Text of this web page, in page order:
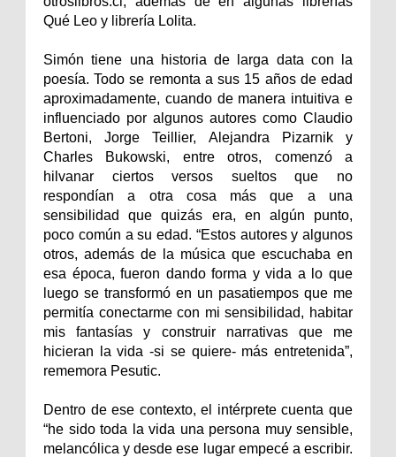
Qué Leo y librería Lolita.
Simón tiene una historia de larga data con la
poesía. Todo se remonta a sus 15 años de edad
aproximadamente, cuando de manera intuitiva e
influenciado por algunos autores como Claudio
Bertoni, Jorge Teillier, Alejandra Pizarnik y
Charles Bukowski, entre otros, comenzó a
hilvanar ciertos versos sueltos que no
respondían a otra cosa más que a una
sensibilidad que quizás era, en algún punto,
poco común a su edad. “Estos autores y algunos
otros, además de la música que escuchaba en
esa época, fueron dando forma y vida a lo que
luego se transformó en un pasatiempos que me
permitía conectarme con mi sensibilidad, habitar
mis fantasías y construir narrativas que me
hicieran la vida -si se quiere- más entretenida”,
rememora Pesutic.
Dentro de ese contexto, el intérprete cuenta que
“he sido toda la vida una persona muy sensible,
melancólica y desde ese lugar empecé a escribir.